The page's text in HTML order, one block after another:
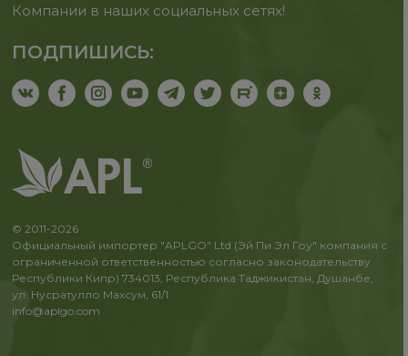
Компании в наших социальных сетях!
ПОДПИШИСЬ:
© 2011-2026
Официальный импортер "APLGO" Ltd (Эй Пи Эл Гоу" компания с
ограниченной ответственностью согласно законодательству
Республики Кипр) 734013, Республика Таджикистан, Душанбе,
ул. Нусратулло Махсум, 61/1
info@aplgo.com